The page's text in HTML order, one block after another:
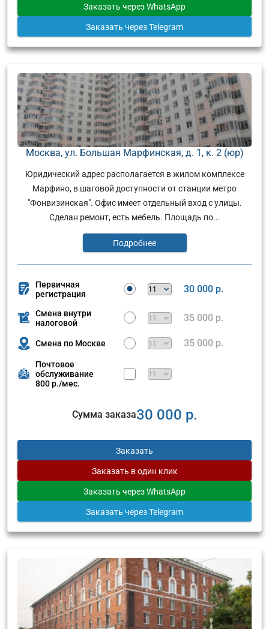
Заказать через WhatsApp
Заказать через Telegram
Москва, ул. Большая Марфинская, д. 1, к. 2 (юр)
Юридический адрес располагается в жилом комплексе
Марфино, в шаговой доступности от станции метро
"Фонвизинская". Офис имеет отдельный вход с улицы.
Сделан ремонт, есть мебель. Площадь по...
Подробнее
Первичная
регистрация
30 000 р.
Смена внутри
налоговой
35 000 р.
Смена по Москве 35 000 р.
Почтовое
обслуживание
800 р./мес.
Сумма заказа30 000 р.
Заказать
Заказать в один клик
Заказать через WhatsApp
Заказать через Telegram